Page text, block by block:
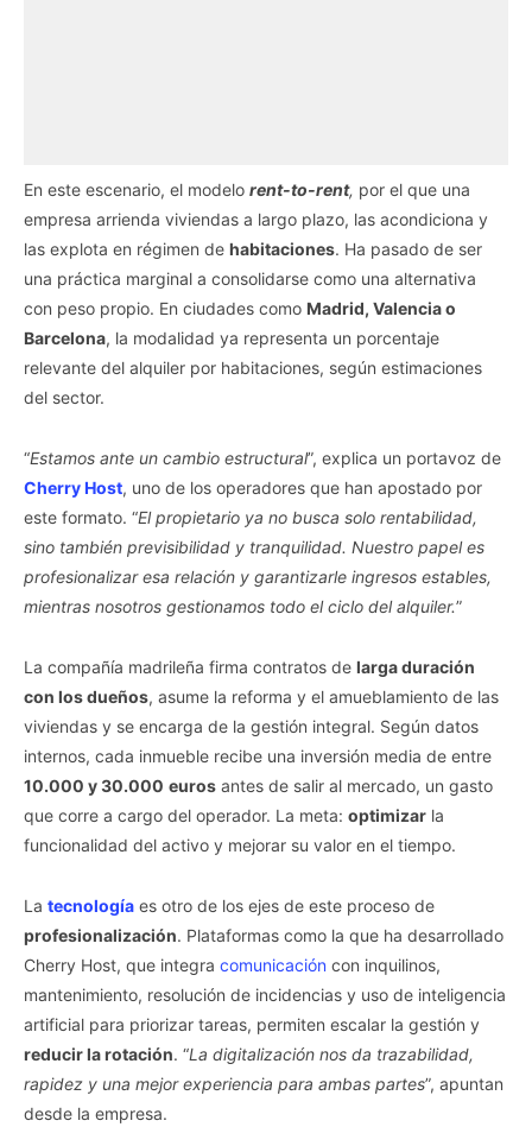
En este escenario, el modelo rent-to-rent, por el que una
empresa arrienda viviendas a largo plazo, las acondiciona y
las explota en régimen de habitaciones. Ha pasado de ser
una práctica marginal a consolidarse como una alternativa
con peso propio. En ciudades como Madrid, Valencia o
Barcelona, la modalidad ya representa un porcentaje
relevante del alquiler por habitaciones, según estimaciones
del sector.
“Estamos ante un cambio estructural”, explica un portavoz de
Cherry Host, uno de los operadores que han apostado por
este formato. “El propietario ya no busca solo rentabilidad,
sino también previsibilidad y tranquilidad. Nuestro papel es
profesionalizar esa relación y garantizarle ingresos estables,
mientras nosotros gestionamos todo el ciclo del alquiler.”
La compañía madrileña firma contratos de larga duración
con los dueños, asume la reforma y el amueblamiento de las
viviendas y se encarga de la gestión integral. Según datos
internos, cada inmueble recibe una inversión media de entre
10.000 y 30.000 euros antes de salir al mercado, un gasto
que corre a cargo del operador. La meta: optimizar la
funcionalidad del activo y mejorar su valor en el tiempo.
La tecnología es otro de los ejes de este proceso de
profesionalización. Plataformas como la que ha desarrollado
Cherry Host, que integra comunicación con inquilinos,
mantenimiento, resolución de incidencias y uso de inteligencia
artificial para priorizar tareas, permiten escalar la gestión y
reducir la rotación. “La digitalización nos da trazabilidad,
rapidez y una mejor experiencia para ambas partes”, apuntan
desde la empresa.